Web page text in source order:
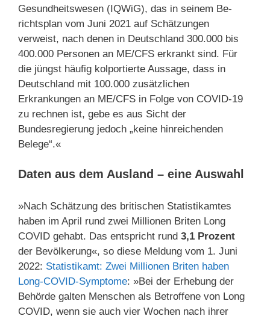
Gesundheitswesen (IQWiG), das in seinem Be­
richtsplan vom Juni 2021 auf Schätzungen
verweist, nach denen in Deutschland 300.000 bis
400.000 Perso­nen an ME/CFS erkrankt sind. Für
die jüngst häufig kolportierte Aussage, dass in
Deutschland mit 100.000 zusätzlichen
Erkrankungen an ME/CFS in Folge von COVID-19
zu rechnen ist, gebe es aus Sicht der
Bundesregierung jedoch „keine hinrei­chenden
Belege“.«
Daten aus dem Ausland – eine Auswahl
»Nach Schätzung des britischen Statistikamtes
haben im April rund zwei Millionen Briten Long
COVID gehabt. Das entspricht rund 3,1 Prozent
der Bevölkerung«, so diese Meldung vom 1. Juni
2022: Statistikamt: Zwei Millionen Briten haben
Long-COVID-Symptome: »Bei der Erhebung der
Behörde galten Menschen als Betroffene von Long
COVID, wenn sie auch vier Wochen nach ihrer